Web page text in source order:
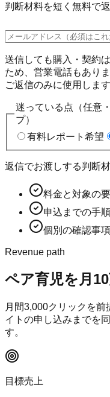
判断材料を短く無料で
送信しても購入・契約
ため、営業電話もあり
ご返信のみに使用しま
迷っている点（任意
プ）
有料レポート希望
返信でお渡しする判断
料金と対象の
申込までの手順
個別の確認事
Revenue path
ペア育児を月
月間3,000クリックを前
イトの申し込みまでを
す。
目標売上